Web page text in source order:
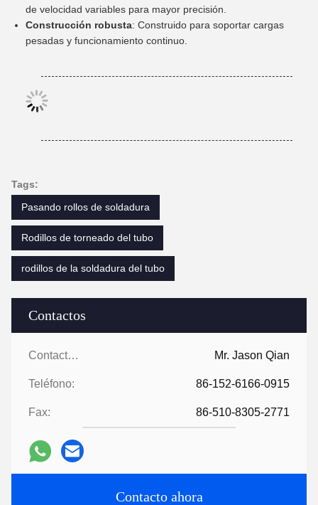
Contactos
Contactos: Mr. Jason Qian
Teléfono: 86-152-6166-0915
Fax: 86-510-8305-2771
Contacto ahora
de velocidad variables para mayor precisión.
Construcción robusta: Construido para soportar cargas
pesadas y funcionamiento continuo.
Tags:
Pasando rollos de soldadura
Rodillos de torneado del tubo
rodillos de la soldadura del tubo